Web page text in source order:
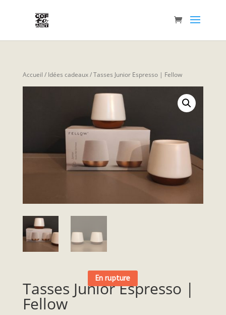
Accueil / Idées cadeaux/ Tasses Junior Espresso | Fellow
En rupture
Tasses Junior Espresso |
Fellow